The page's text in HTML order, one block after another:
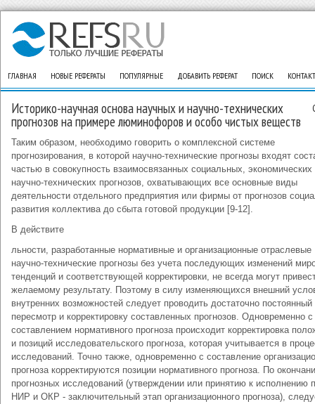
ГЛАВНАЯ НОВЫЕ РЕФЕРАТЫ ПОПУЛЯРНЫЕ ДОБАВИТЬ РЕФЕРАТ ПОИСК
Историко-научная основа научных и научно-технических
прогнозов на примере люминофоров и особо чистых веществ
Таким образом, необходимо говорить о комплексной системе
прогнозирования, в которой научно-технические прогнозы входят
частью в совокупность взаимосвязанных социальных, экономических
научно-технических прогнозов, охватывающих все основные виды
деятельности отдельного предприятия или фирмы от прогнозов
развития коллектива до сбыта готовой продукции [9-12].
В действите
льности, разработанные нормативные и организационные отраслевые
научно-технические прогнозы без учета последующих изменений
тенденций и соответствующей корректировки, не всегда могут
желаемому результату. Поэтому в силу изменяющихся внешний
внутренних возможностей следует проводить достаточно постоянный
пересмотр и корректировку составленных прогнозов. Одновременно с
составлением нормативного прогноза происходит корректировка
и позиций исследовательского прогноза, которая учитывается в
исследований. Точно также, одновременно с составление
прогноза корректируются позиции нормативного прогноза. По
прогнозных исследований (утверждении или принятию к исполнению
НИР и ОКР - заключительный этап организационного прогноза),